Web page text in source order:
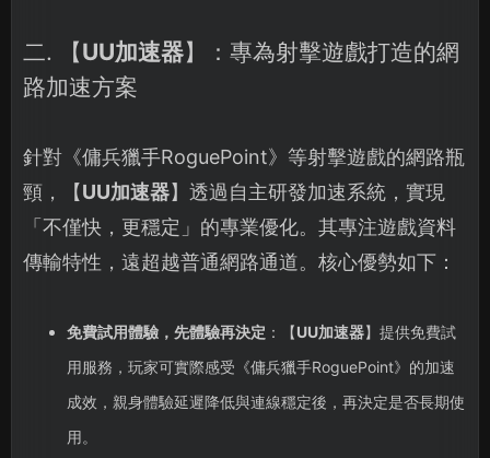
二. 【UU加速器】：專為射擊遊戲打造的網
路加速方案
針對《傭兵獵手RoguePoint》等射擊遊戲的網路瓶
頸，【UU加速器】透過自主研發加速系統，實現
「不僅快，更穩定」的專業優化。其專注遊戲資料
傳輸特性，遠超越普通網路通道。核心優勢如下：
免費試用體驗，先體驗再決定 ：【UU加速器】提供免費試
用服務，玩家可實際感受《傭兵獵手RoguePoint》的加速
成效，親身體驗延遲降低與連線穩定後，再決定是否長期使
用。